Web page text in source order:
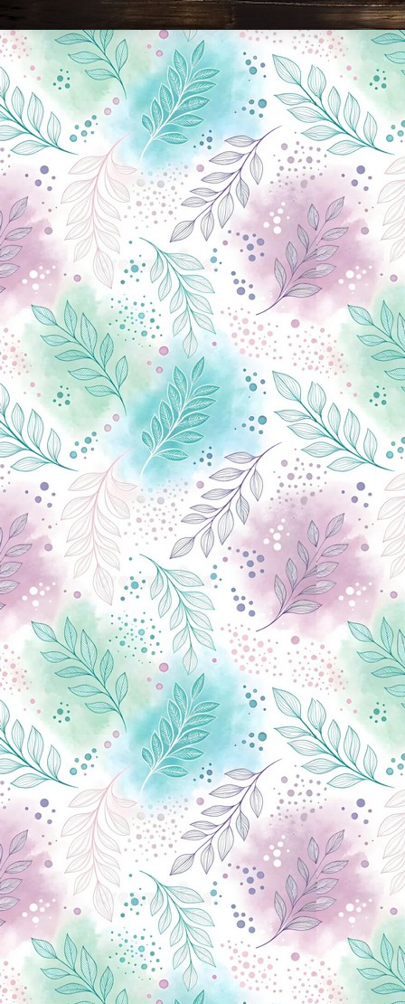
Новини Чернігова, Чернігівські новини, Чернігівський формат, новини Чернігова, події в Чернігові: політика, економіка, аналітика, культура, відеоновини, екологія, спортивний Чернігів, туризм, Чернігів